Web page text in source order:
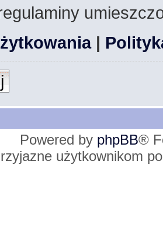
|
Powered by phpBB®
użytkownikom